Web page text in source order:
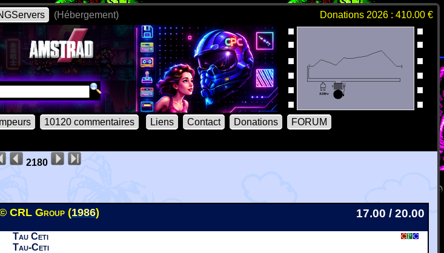
(Hébergement) Donations 2026 : 410.00 €
10120 commentaires Liens Contact Donations
FORUM
2180
CRL Group (1986) 17.00 / 20.00
Tau Ceti
Tau-Ceti